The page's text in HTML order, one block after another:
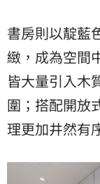
書房則以靛藍
緻，成為空間
皆大量引入木
圍；搭配開放
理更加井然有